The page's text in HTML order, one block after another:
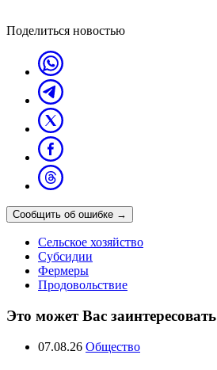
Поделиться новостью
Сообщить об ошибке →
Сельское хозяйство
Субсидии
Фермеры
Продовольствие
Это может Вас заинтересовать
07.08.26 Общество